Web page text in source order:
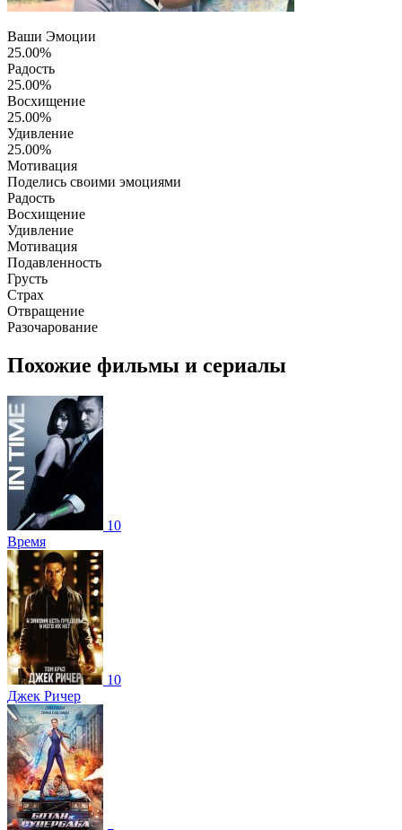
Ваши Эмоции
25.00%
Радость
25.00%
Восхищение
25.00%
Удивление
25.00%
Мотивация
Поделись своими эмоциями
Радость
Восхищение
Удивление
Мотивация
Подавленность
Грусть
Страх
Отвращение
Разочарование
Похожие фильмы и сериалы
10
Время
10
Джек Ричер